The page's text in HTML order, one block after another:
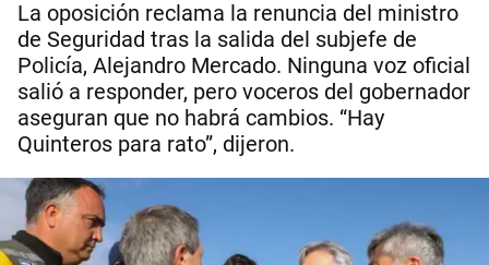
La oposición reclama la renuncia del ministro
de Seguridad tras la salida del subjefe de
Policía, Alejandro Mercado. Ninguna voz oficial
salió a responder, pero voceros del gobernador
aseguran que no habrá cambios. “Hay
Quinteros para rato”, dijeron.